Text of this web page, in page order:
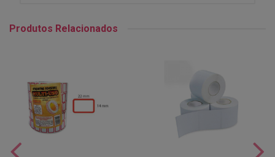
Produtos Relacionados